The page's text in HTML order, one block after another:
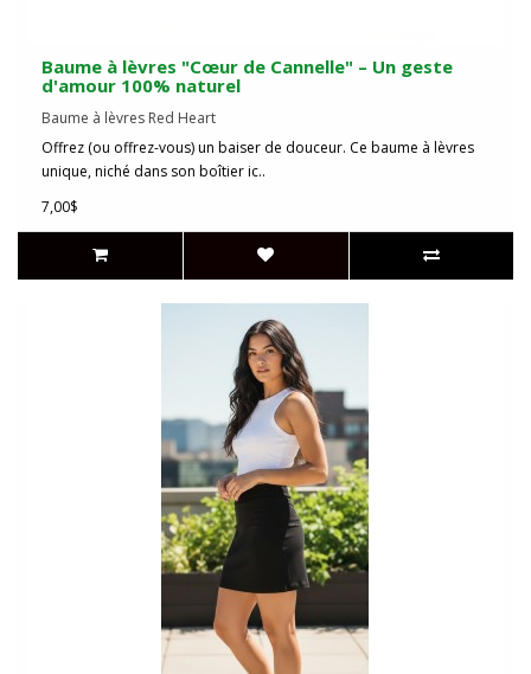
Baume à lèvres "Cœur de Cannelle" – Un geste
d'amour 100% naturel
Baume à lèvres Red Heart
Offrez (ou offrez-vous) un baiser de douceur. Ce baume à lèvres
unique, niché dans son boîtier ic..
7,00$